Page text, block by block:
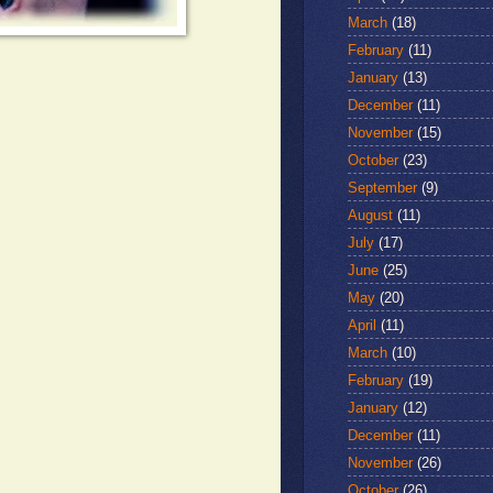
March (18)
February (11)
January (13)
December(11)
November(15)
October(23)
September(9)
August (11)
July (17)
June (25)
May (20)
April (11)
March (10)
February (19)
January (12)
December(11)
November(26)